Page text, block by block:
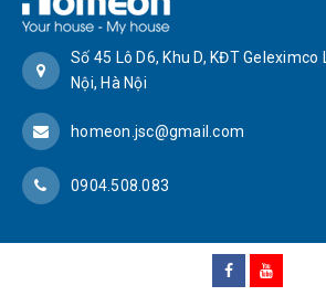
Số 45 Lô D6, Khu D, KĐT
Nội, Hà Nội
homeon.jsc@gmail.com
0904.508.083